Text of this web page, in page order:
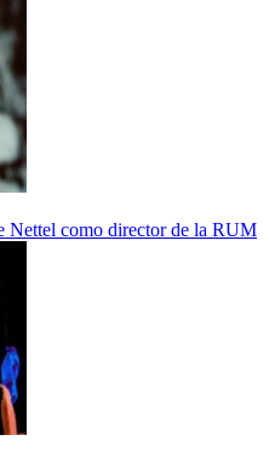
Nettel como director de la RUM